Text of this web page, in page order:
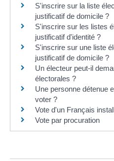
S'inscrire sur la liste
justificatif de domicile ?
S'inscrire sur les listes
justificatif d'identité ?
S'inscrire sur une liste
justificatif de domicile ?
Un électeur peut-il
électorales ?
Une personne détenue
voter ?
Vote d'un Français
Vote par procuration